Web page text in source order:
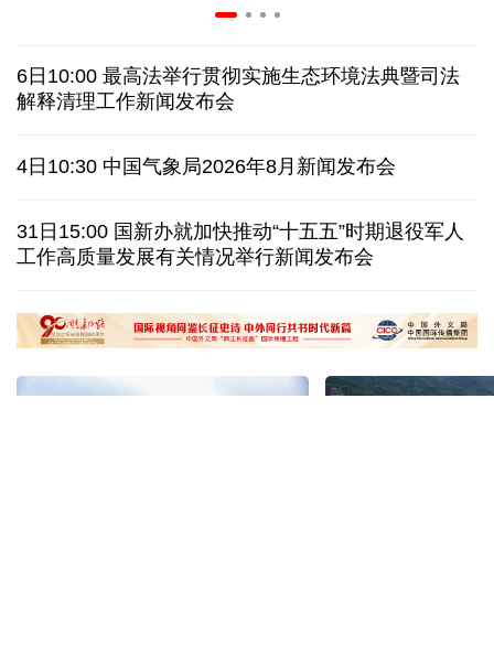
俄黑客称获取北约直接参与袭击俄领土的书面证据
美国上诉法院维持对白宫宴会厅改造项目的暂停令
西班牙要求意大利取消针对性旅客边检 意:不会撤销
泰媒：春武里府发生摩托车车祸 中国公民一死一伤
6日10:00 最高法举行贯彻实施生态环境法典暨司法
解释清理工作新闻发布会
4日10:30 中国气象局2026年8月新闻发布会
31日15:00 国新办就加快推动“十五五”时期退役军人
工作高质量发展有关情况举行新闻发布会